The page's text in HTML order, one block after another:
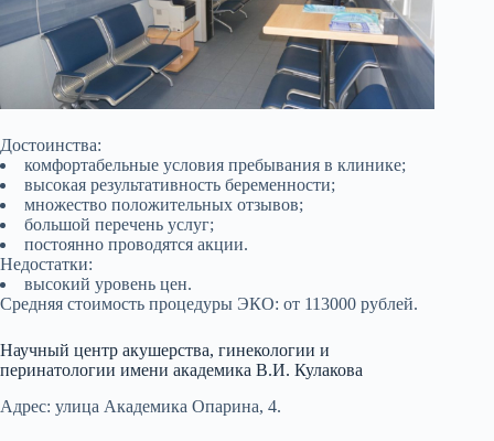
Достоинства:
комфортабельные условия пребывания в клинике;
высокая результативность беременности;
множество положительных отзывов;
большой перечень услуг;
постоянно проводятся акции.
Недостатки:
высокий уровень цен.
Средняя стоимость процедуры ЭКО: от 113000 рублей.
Научный центр акушерства, гинекологии и
перинатологии имени академика В.И. Кулакова
Адрес: улица Академика Опарина, 4.